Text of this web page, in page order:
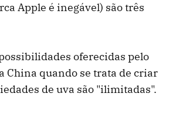
Apple é inegável) são três
oferecidas pelo
China quando se trata de criar
de uva são "ilimitadas".